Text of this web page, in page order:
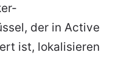
der in Active
ist, lokalisieren